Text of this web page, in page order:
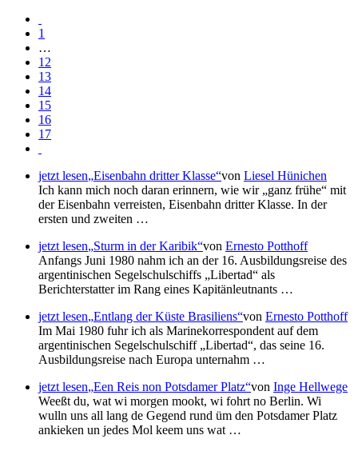
1
…
12
13
14
15
16
17
jetzt lesen Eisenbahn dritter Klasse von Liesel Hünichen
Ich kann mich noch daran erinnern, wie wir
ganz frühe
mit
der Eisenbahn verreisten, Eisenbahn dritter Klasse. In der
ersten und zweiten …
jetzt lesen Sturm in der Karibik von Ernesto Potthoff
Anfangs Juni 1980 nahm ich an der 16. Ausbildungsreise des
argentinischen Segelschulschiffs
Libertad
als
Berichterstatter im Rang eines Kapitänleutnants …
jetzt lesen Entlang der Küste Brasiliens von Ernesto Potthoff
Im Mai 1980 fuhr ich als Marinekorrespondent auf dem
argentinischen Segelschulschiff Libertad , das seine 16.
Ausbildungsreise nach Europa unternahm …
jetzt lesen Een Reis non Potsdamer Platz von Inge Hellwege
Weeßt du, wat wi morgen mookt, wi fohrt no Berlin. Wi
wulln uns all lang de Gegend rund üm den Potsdamer Platz
ankieken un jedes Mol keem uns wat …